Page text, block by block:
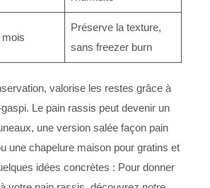
mois
Préserve la texture,
sans freezer burn
valorise les restes grâce à
Le pain rassis peut devenir un
une version salée façon pain
une chapelure maison pour gratins et
idées concrètes : Pour donner